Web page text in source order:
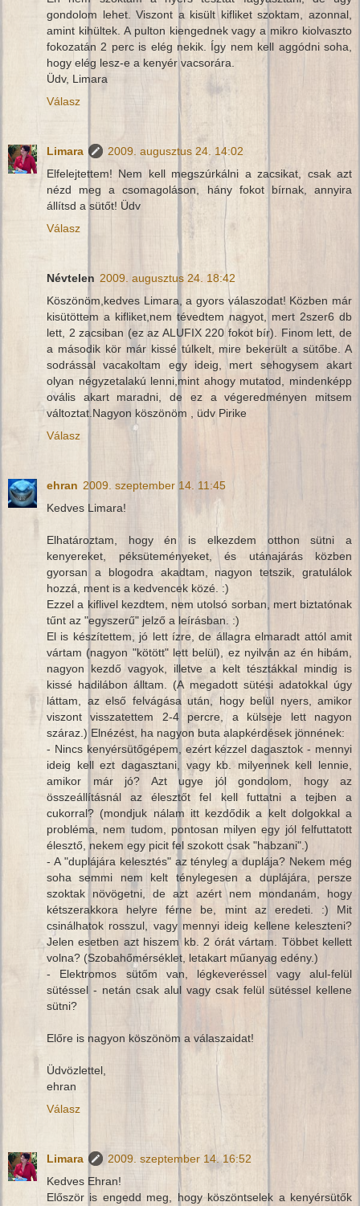
gondolom lehet. Viszont a kisült kifliket szoktam, azonnal,
amint kihültek. A pulton kiengednek vagy a mikro kiolvaszto
fokozatán 2 perc is elég nekik. Így nem kell aggódni soha,
hogy elég lesz-e a kenyér vacsorára.
Üdv, Limara
Válasz
Limara
2009. augusztus 24. 14:02
Elfelejtettem! Nem kell megszúrkálni a zacsikat, csak azt
nézd meg a csomagoláson, hány fokot bírnak, annyira
állítsd a sütőt! Üdv
Válasz
Névtelen 2009. augusztus 24. 18:42
Köszönöm,kedves Limara, a gyors válaszodat! Közben már
kisütöttem a kifliket,nem tévedtem nagyot, mert 2szer6 db
lett, 2 zacsiban (ez az ALUFIX 220 fokot bír). Finom lett, de
a második kör már kissé túlkelt, mire bekerült a sütőbe. A
sodrással vacakoltam egy ideig, mert sehogysem akart
olyan négyzetalakú lenni,mint ahogy mutatod, mindenképp
ovális akart maradni, de ez a végeredményen mitsem
változtat.Nagyon köszönöm , üdv Pirike
Válasz
ehran 2009. szeptember 14. 11:45
Kedves Limara!
Elhatároztam, hogy én is elkezdem otthon sütni a
kenyereket, péksüteményeket, és utánajárás közben
gyorsan a blogodra akadtam, nagyon tetszik, gratulálok
hozzá, ment is a kedvencek közé. :)
Ezzel a kiflivel kezdtem, nem utolsó sorban, mert biztatónak
tűnt az "egyszerű" jelző a leírásban. :)
El is készítettem, jó lett ízre, de állagra elmaradt attól amit
vártam (nagyon "kötött" lett belül), ez nyilván az én hibám,
nagyon kezdő vagyok, illetve a kelt tésztákkal mindig is
kissé hadilábon álltam. (A megadott sütési adatokkal úgy
láttam, az első felvágása után, hogy belül nyers, amikor
viszont visszatettem 2-4 percre, a külseje lett nagyon
száraz.) Elnézést, ha nagyon buta alapkérdések jönnének:
- Nincs kenyérsütőgépem, ezért kézzel dagasztok - mennyi
ideig kell ezt dagasztani, vagy kb. milyennek kell lennie,
amikor már jó? Azt ugye jól gondolom, hogy az
összeállításnál az élesztőt fel kell futtatni a tejben a
cukorral? (mondjuk nálam itt kezdődik a kelt dolgokkal a
probléma, nem tudom, pontosan milyen egy jól felfuttatott
élesztő, nekem egy picit fel szokott csak "habzani".)
- A "duplájára kelesztés" az tényleg a duplája? Nekem még
soha semmi nem kelt ténylegesen a duplájára, persze
szoktak növögetni, de azt azért nem mondanám, hogy
kétszerakkora helyre férne be, mint az eredeti. :) Mit
csinálhatok rosszul, vagy mennyi ideig kellene keleszteni?
Jelen esetben azt hiszem kb. 2 órát vártam. Többet kellett
volna? (Szobahőmérséklet, letakart műanyag edény.)
- Elektromos sütőm van, légkeveréssel vagy alul-felül
sütéssel - netán csak alul vagy csak felül sütéssel kellene
sütni?
Előre is nagyon köszönöm a válaszaidat!
Üdvözlettel,
ehran
Válasz
Limara
2009. szeptember 14. 16:52
Kedves Ehran!
Először is engedd meg, hogy köszöntselek a kenyérsütők